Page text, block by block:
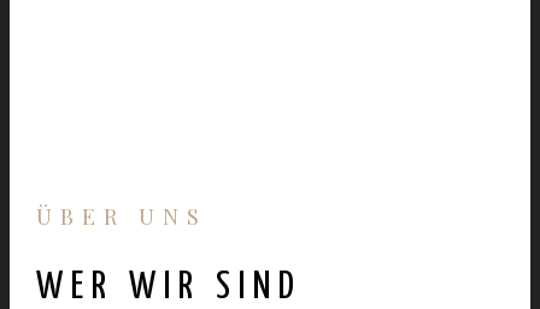
ÜBER UNS
WER WIR SIND